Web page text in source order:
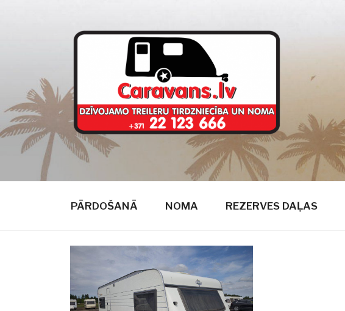
CARAVANS
dzīvojamie treileri
PĀRDOŠANĀ NOMA REZERVES DAĻAS